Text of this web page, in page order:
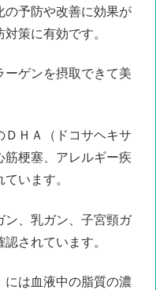
の予防や改善に効果が
策に有効です。
ーゲンを摂取できて美
ＤＨＡ（ドコサヘキサ
筋梗塞、アレルギー疾
います。
ン、乳ガン、子宮頸ガ
されています。
には血液中の脂質の濃